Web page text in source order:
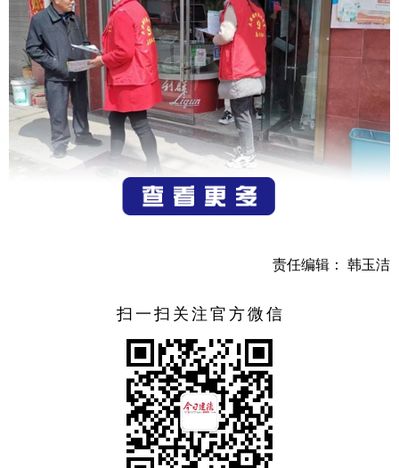
近日，由建德市委宣传部主办，大洋镇承办的“我们的村
礼”之“大走访”活动在大洋镇倪家村文化礼堂举行。
责任编辑： 韩玉洁
扫一扫关注官方微信